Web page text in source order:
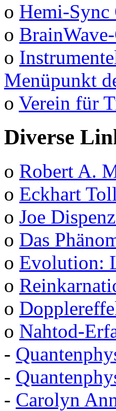
o Hemi-Sync
o
o
Menüpunkt
o Verein für
Diverse
o Robert A.
o Eckhart
o Joe
o Das
o Evolution:
o
o
o Nahtod-
-
-
- Carolyn